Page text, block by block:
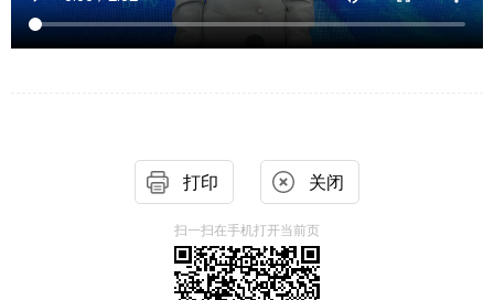
打印 关闭
扫一扫在手机打开当前页